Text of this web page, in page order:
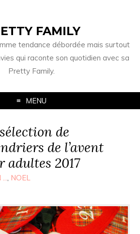
FAMILY
tendance débordée mais surtout
qui raconte son quotidien avec sa
Pretty Family.
MENU
de
de l’avent
adultes 2017
, NOEL